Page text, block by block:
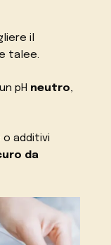
il
talee.
pH neutro,
additivi
da